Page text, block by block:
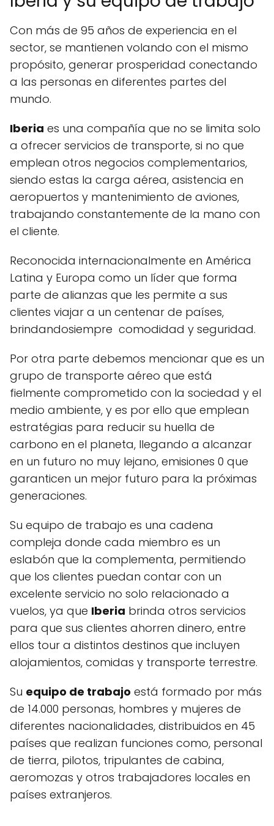
Con más de 95 años de experiencia en el
sector, se mantienen volando con el mismo
propósito, generar prosperidad conectando
a las personas en diferentes partes del
mundo.
Iberia es una compañía que no se limita solo
a ofrecer servicios de transporte, si no que
emplean otros negocios complementarios,
siendo estas la carga aérea, asistencia en
aeropuertos y mantenimiento de aviones,
trabajando constantemente de la mano con
el cliente.
Reconocida internacionalmente en América
Latina y Europa como un líder que forma
parte de alianzas que les permite a sus
clientes viajar a un centenar de países,
brindandosiempre comodidad y seguridad.
Por otra parte debemos mencionar que es un
grupo de transporte aéreo que está
fielmente comprometido con la sociedad y el
medio ambiente, y es por ello que emplean
estratégias para reducir su huella de
carbono en el planeta, llegando a alcanzar
en un futuro no muy lejano, emisiones 0 que
garanticen un mejor futuro para la próximas
generaciones.
Su equipo de trabajo es una cadena
compleja donde cada miembro es un
eslabón que la complementa, permitiendo
que los clientes puedan contar con un
excelente servicio no solo relacionado a
vuelos, ya que Iberia brinda otros servicios
para que sus clientes ahorren dinero, entre
ellos tour a distintos destinos que incluyen
alojamientos, comidas y transporte terrestre.
Su equipo de trabajo está formado por más
de 14.000 personas, hombres y mujeres de
diferentes nacionalidades, distribuidos en 45
países que realizan funciones como, personal
de tierra, pilotos, tripulantes de cabina,
aeromozas y otros trabajadores locales en
países extranjeros.